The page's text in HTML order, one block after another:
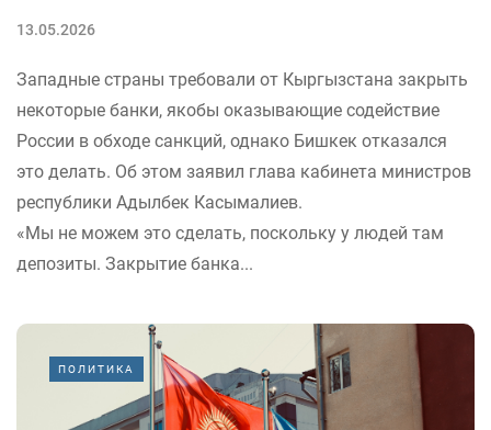
13.05.2026
Западные страны требовали от Кыргызстана закрыть
некоторые банки, якобы оказывающие содействие
России в обходе санкций, однако Бишкек отказался
это делать. Об этом заявил глава кабинета министров
республики Адылбек Касымалиев.
«Мы не можем это сделать, поскольку у людей там
депозиты. Закрытие банка...
ПОЛИТИКА